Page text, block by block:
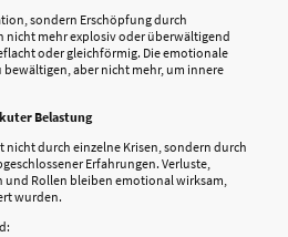
sondern Erschöpfung durch
nicht mehr explosiv oder überwältigend
oder gleichförmig. Die emotionale
bewältigen, aber nicht mehr, um innere
Belastung
durch einzelne Krisen, sondern durch
Erfahrungen. Verluste,
und Rollen bleiben emotional wirksam,
wurden.